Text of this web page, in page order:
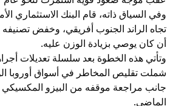
وفي السياق ذاته، قام البنك الاستثماري
تجاه الراند الجنوب أفريقي، وخفض تصنيفه
أن كان يوصي بزيادة الوزن عليه.
وتأتي هذه الخطوة بعد سلسلة تعديلات
شملت تقليص المخاطر في أسواق أوروبا
جانب مراجعة موقفه من البيزو المكسيكي
الماضي.